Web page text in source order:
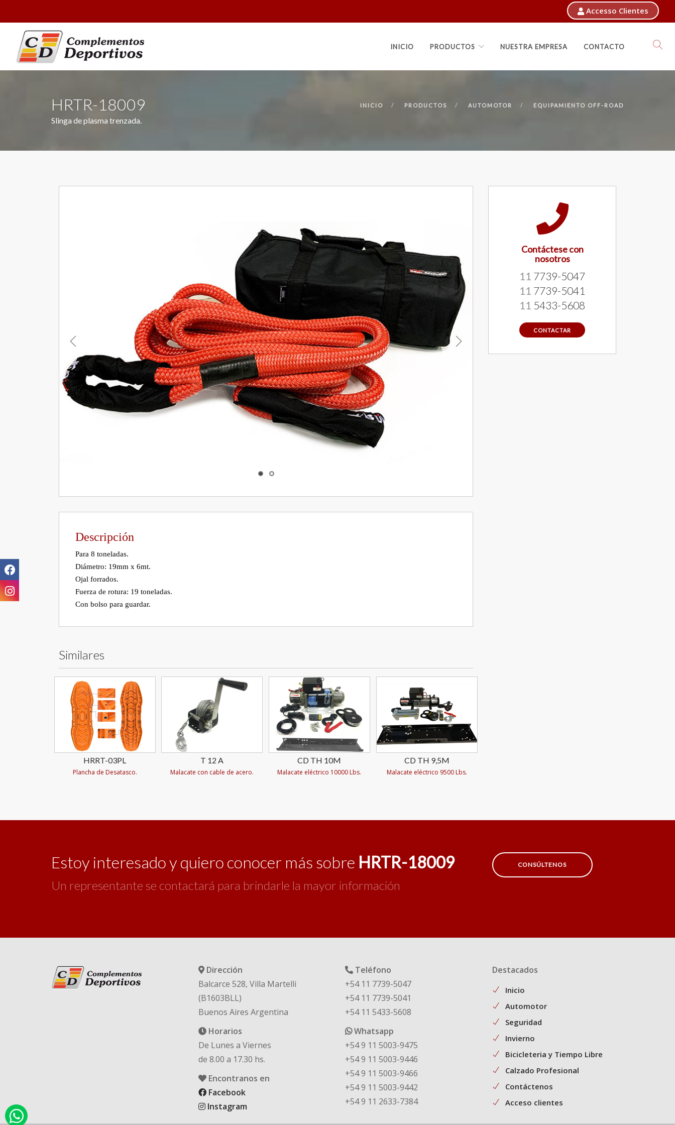
Accesso Clientes
INICIO PRODUCTOS NUESTRA EMPRESA CONTACTO
HRTR-18009
Slinga de plasma trenzada.
INICIO PRODUCTOS AUTOMOTOR EQUIPAMIENTO OFF-ROAD
Previous
Descripción
Para 8 toneladas.
Diámetro: 19mm x 6mt.
Ojal forrados.
Fuerza de rotura: 19 toneladas.
Similares
HRRT-03PL
Plancha de Desatasco.
T 12 A
Malacate con cable de acero.
CD TH 10M
Malacate eléctrico 10000 Lbs.
CD TH 9,5M
Malacate eléctrico 9500 Lbs.
Contáctese con
nosotros
11 7739-5047
11 7739-5041
11 5433-5608
CONTACTAR
Estoy interesado y quiero conocer más sobre HRTR-18009
Un representante se contactará para brindarle la mayor información
CONSÚLTENOS
Dirección
Balcarce 528, Villa Martelli
(B1603BLL)
Buenos Aires Argentina
Horarios
De Lunes a Viernes
de 8.00 a 17.30 hs.
Encontranos en
Facebook
Instagram
Teléfono
+54 11 7739-5047
+54 11 7739-5041
+54 11 5433-5608
Whatsapp
+54 9 11 5003-9475
+54 9 11 5003-9446
+54 9 11 5003-9466
+54 9 11 5003-9442
+54 9 11 2633-7384
Destacados
Inicio
Automotor
Seguridad
Invierno
Bicicleteria y Tiempo Libre
Calzado Profesional
Contáctenos
Acceso clientes